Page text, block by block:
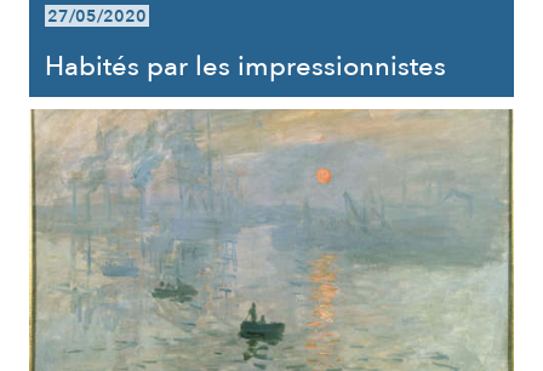
27/05/2020
Habités par les impressionnistes